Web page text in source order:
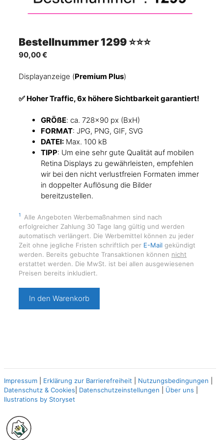
Bestellnummer 1299 ⭐⭐⭐
90,00€
Displayanzeige (Premium Plus)
✅ Hoher Traffic, 6x höhere Sichtbarkeit garantiert!
GRÖßE: ca. 728×90 px (BxH)
FORMAT: JPG, PNG, GIF, SVG
DATEI: Max. 100 kB
TIPP: Um eine sehr gute Qualität auf mobilen
Retina Displays zu gewährleisten, empfehlen
wir bei den nicht verlustfreien Formaten immer
in doppelter Auflösung die Bilder
bereitzustellen.
1 Alle Angeboten Werbemaßnahmen sind nach
erfolgreicher Zahlung 30 Tage lang gültig und werden
automatisch verlängert. Die Werbemittel können zu jeder
Zeit ohne jegliche Fristen schriftlich per E-Mail gekündigt
werden. Bereits gebuchte Transaktionen können nicht
erstattet werden. Die MwSt. ist bei allen ausgewiesenen
Preisen bereits inkludiert.
1299
In den Warenkorb
Impressum Erklärung zur Barrierefreiheit Nutzungsbedingungen
Datenschutz & Cookies
Datenschutzeinstellungen Über uns
llustrations by Storyset